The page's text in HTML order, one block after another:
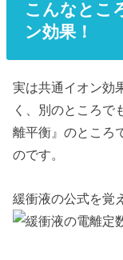
こんなとこ
ン効果！
実は共通イオン効
く、別のところで
離平衡』のところ
のです。
緩衝液の公式を覚